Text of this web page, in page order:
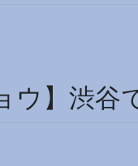
ウ】渋谷